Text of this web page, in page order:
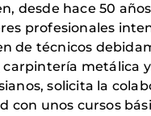
desde hace 50
profesionales
de técnicos
metálica
solicita la
con unos cursos